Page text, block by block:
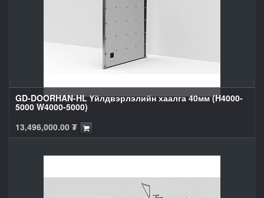
GD-DOORHAN-HL Үйлдвэрлэлийн хаалга 40мм (H4000-
5000 W4000-5000)
13,496,000.00 ₮